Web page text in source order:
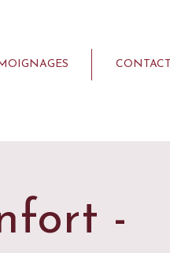
CONTACT
-